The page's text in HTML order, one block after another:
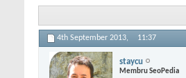
4th September 2013, 11:37
staycu
Membru SeoPedia